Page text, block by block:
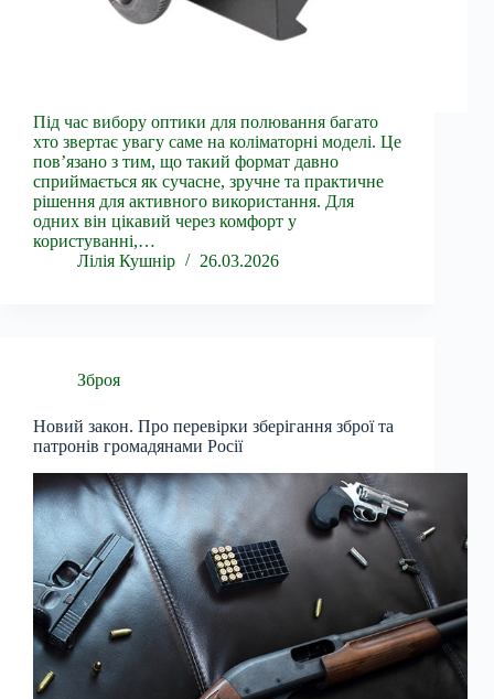
Під час вибору оптики для полювання багато
хто звертає увагу саме на коліматорні моделі. Це
пов’язано з тим, що такий формат давно
сприймається як сучасне, зручне та практичне
рішення для активного використання. Для
одних він цікавий через комфорт у
користуванні,…
Лілія Кушнір
26.03.2026
Зброя
Новий закон. Про перевірки зберігання зброї та
патронів громадянами Росії